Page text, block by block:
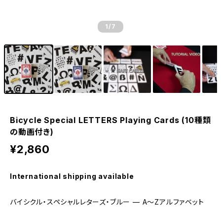
1 /7
Bicycle Special LETTERS Playing Cards (10種類
の動画付き)
¥2,860
International shipping available
バイシクル・スペシャルレターズ・ブルー — A〜Zアルファベット